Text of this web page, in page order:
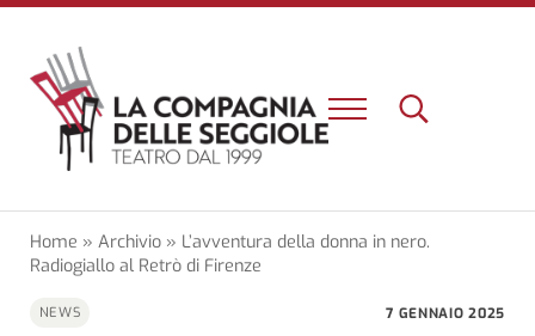
Passa al contenuto principale
Skip to header right navigation
Skip to site footer
La Compagnia delle Seggiole
Un nuovo teatro e una nuova esperienza a Firenze
Menu Search...
Home » Archivio» L’avventura della donna in nero.
Radiogiallo al Retrò di Firenze
NEWS 7 GENNAIO 2025